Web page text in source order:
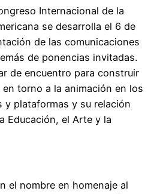
Internacional de la
se desarrolla el 6 de
de las comunicaciones
de ponencias invitadas.
de encuentro para construir
torno a la animación en los
plataformas y su relación
Educación, el Arte y la
el nombre en homenaje al